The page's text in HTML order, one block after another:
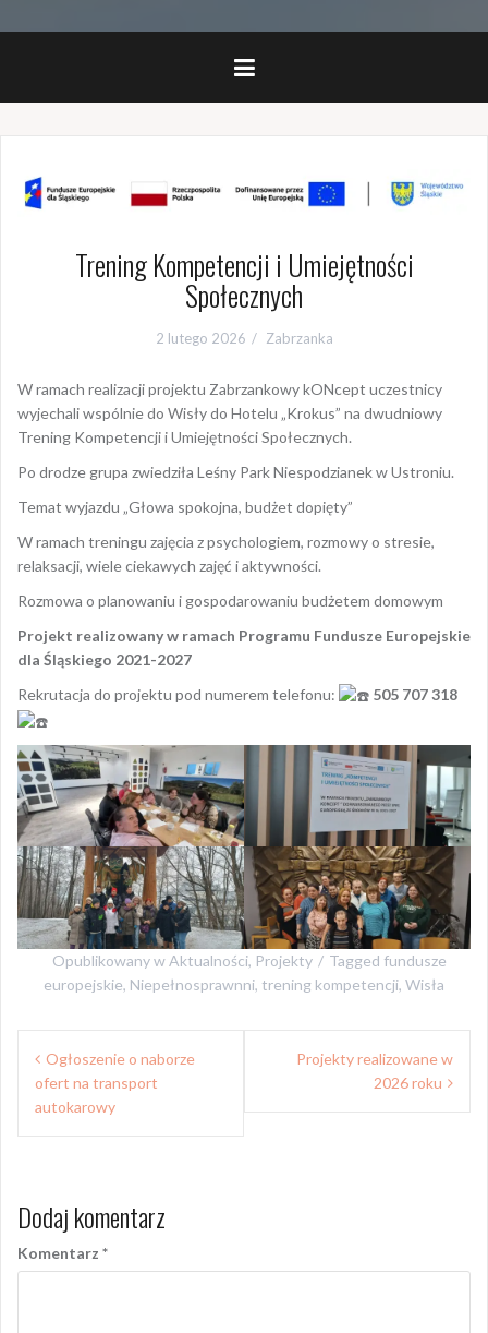
Trening Kompetencji i Umiejętności
Społecznych
2 lutego 2026 Zabrzanka
W ramach realizacji projektu Zabrzankowy kONcept uczestnicy
wyjechali wspólnie do Wisły do Hotelu „Krokus” na dwudniowy
Trening Kompetencji i Umiejętności Społecznych.
Po drodze grupa zwiedziła Leśny Park Niespodzianek w Ustroniu.
Temat wyjazdu „Głowa spokojna, budżet dopięty”
W ramach treningu zajęcia z psychologiem, rozmowy o stresie,
relaksacji, wiele ciekawych zajęć i aktywności.
Rozmowa o planowaniu i gospodarowaniu budżetem domowym
Projekt realizowany w ramach Programu Fundusze Europejskie
dla Śląskiego 2021-2027
Rekrutacja do projektu pod numerem telefonu:
505 707 318
Opublikowany wAktualności, Projekty Tagged fundusze
europejskie, Niepełnosprawnni, trening kompetencji, Wisła
Nawigacja
wpisu
Ogłoszenie o naborze
ofert na transport
autokarowy
Projekty realizowane w
2026 roku
Dodaj komentarz
Komentarz *